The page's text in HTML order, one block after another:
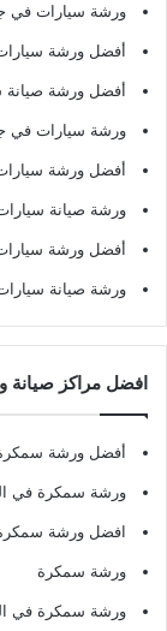
ورشة سيارات في
أفضل ورشة
أفضل ورشة
ورشة سيارات في
أفضل ورشة
ورشة صيانة
أفضل ورشة
ورشة صيانة
افضل مراكز صيانة
أفضل ورشة
ورشة سمكرة في
افضل ورشة سمكرة
ورشة سمكرة
ورشة سمكرة في